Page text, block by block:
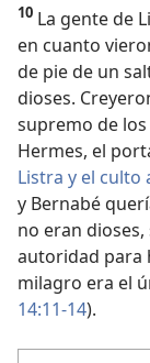
10 La gente de
en cuanto
de pie de un
dioses.
supremo de
Hermes, el
Listra y el culto
y Bernabé
no eran dioses,
autoridad para
milagro era el
14:11-14).